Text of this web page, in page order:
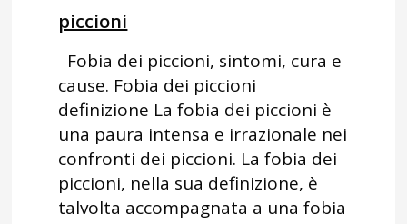
piccioni
Fobia dei piccioni, sintomi, cura e
cause. Fobia dei piccioni
definizione La fobia dei piccioni è
una paura intensa e irrazionale nei
confronti dei piccioni. La fobia dei
piccioni, nella sua definizione, è
talvolta accompagnata a una fobia